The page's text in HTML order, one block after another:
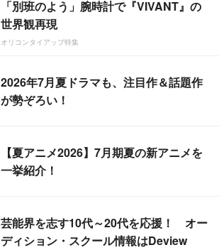
「別班のよう」腕時計で『VIVANT』の
世界観再現
オリコンタイアップ特集
2026年7月夏ドラマも、注目作＆話題作
が勢ぞろい！
【夏アニメ2026】7月期夏の新アニメを
一挙紹介！
芸能界を志す10代～20代を応援！ オー
ディション・スクール情報はDeview